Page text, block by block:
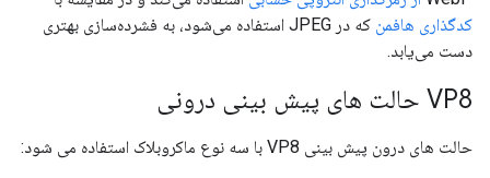
کدگذاری هافمن
که در JPEG استفاده می‌شود، به فشرده‌سازی بهتری
دست می‌یابد.
VP8 حالت های پیش بینی درونی
حالت های درون پیش بینی VP8 با سه نوع ماکروبلاک استفاده می شود: